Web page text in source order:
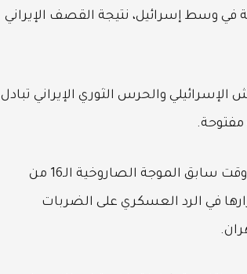
في وسط إسرائيل، نتيجة القصف الإيراني
والحرس الثوري الإيراني تبادل
مفتوحة.
وكانت القوة الجوفضائية التابعة للحرس الثوري الإيراني قد نفذت في وقت سابق الموجة الصاروخية الـ16 من
في الرد العسكري على الضربات